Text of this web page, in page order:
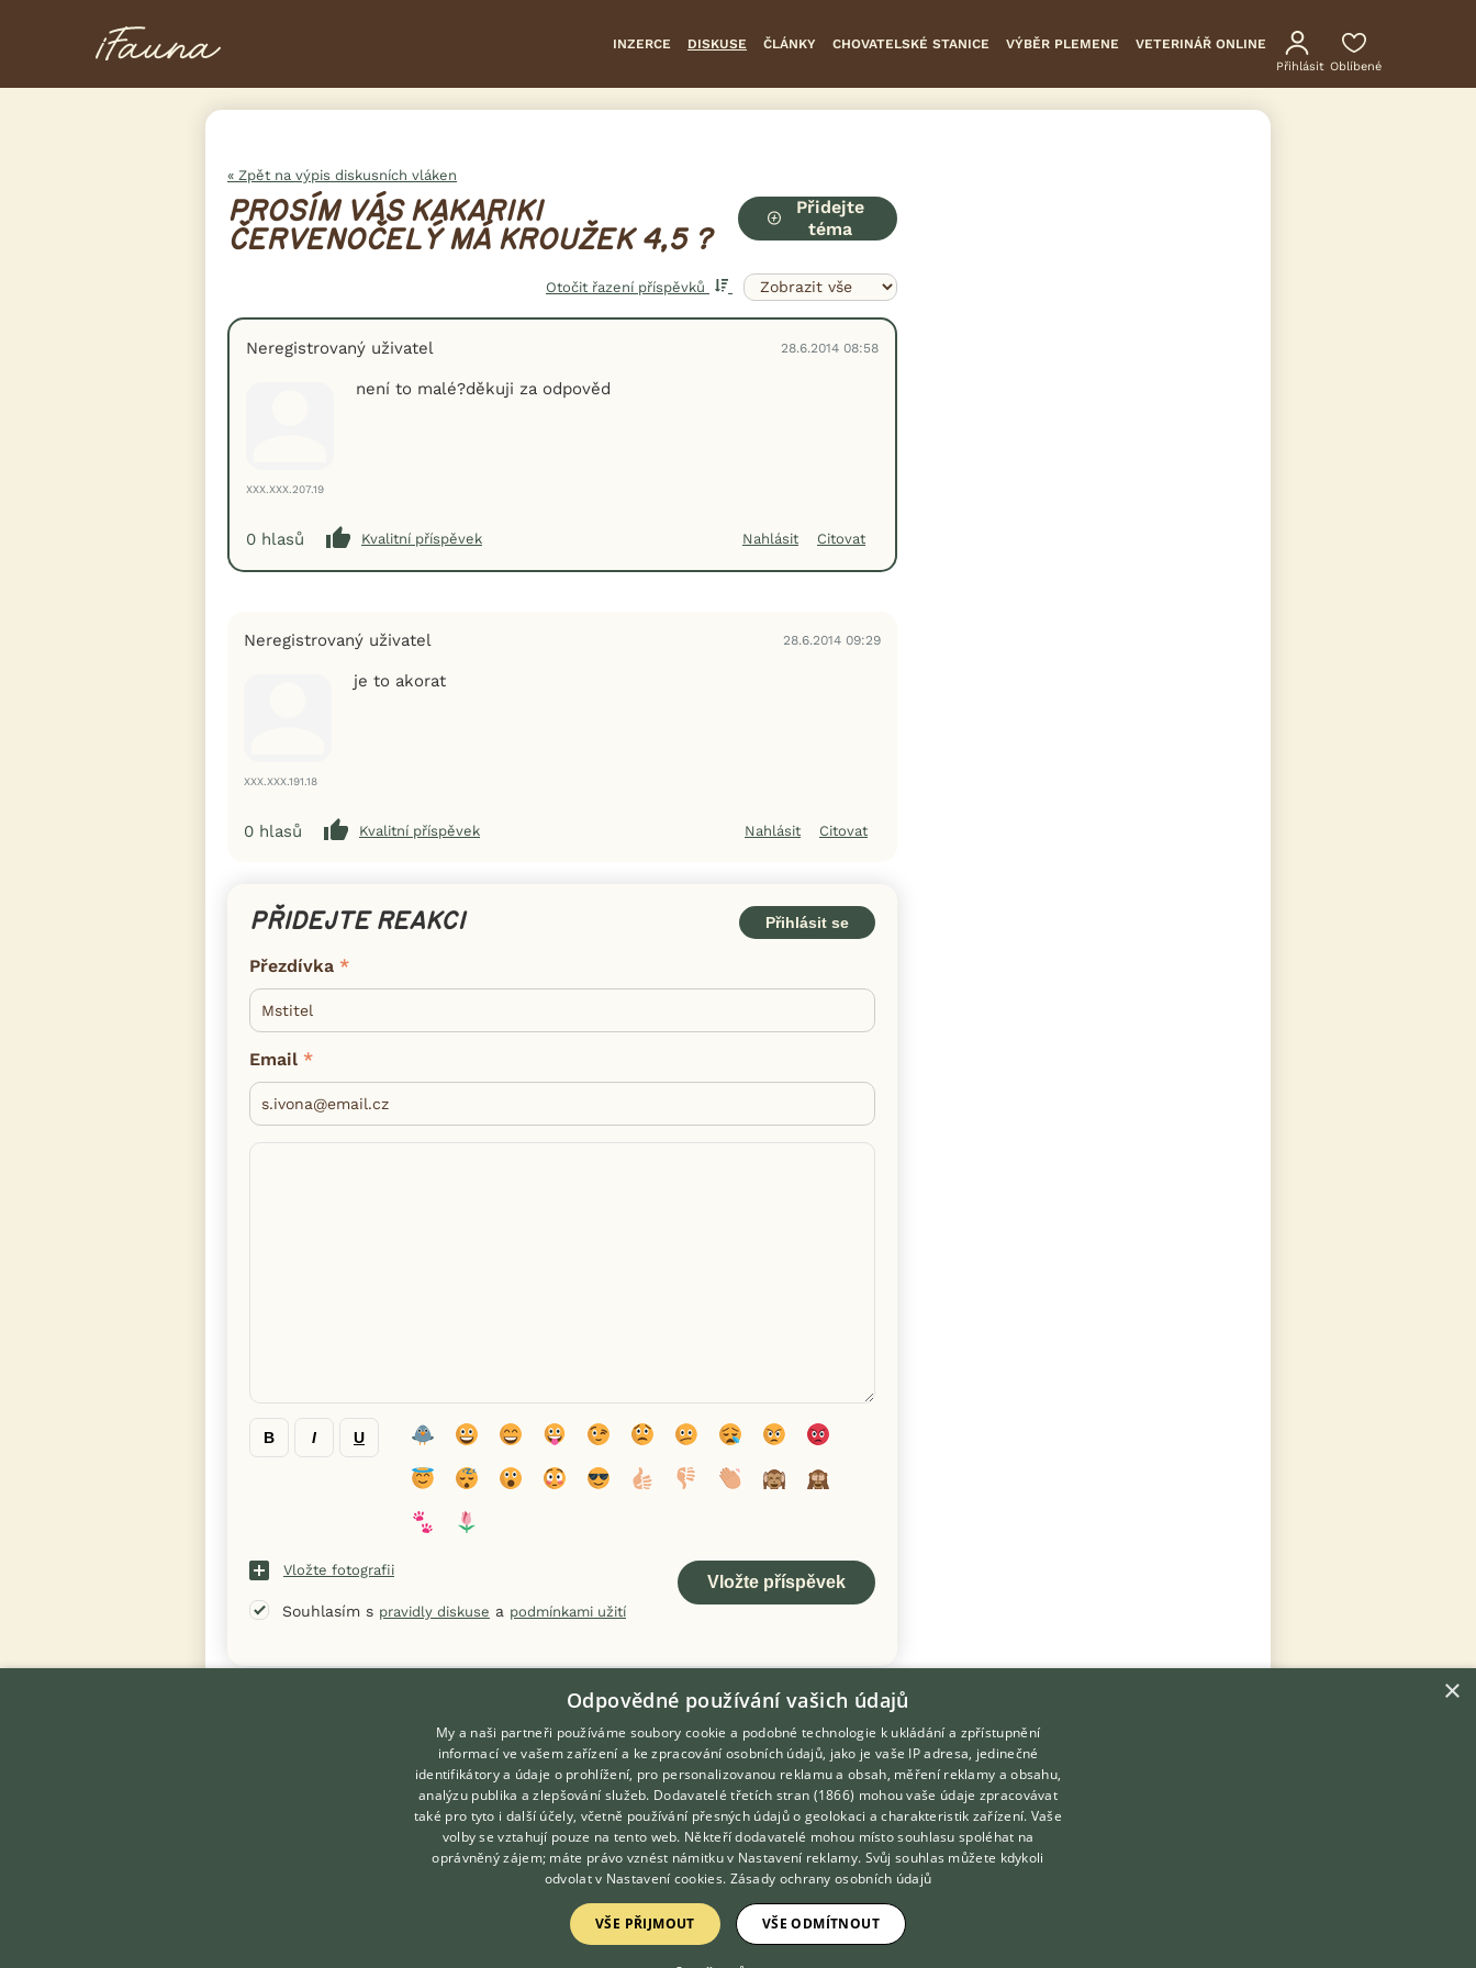
INZERCE DISKUSE ČLÁNKY CHOVATELSKÉ STANICE VÝBĚR PLEMENE VETERINÁŘ ONLINE
Přihlásit Oblíbené
« Zpět na výpis diskusních vláken
PROSÍM VÁS KAKARIKI
ČERVENOČELÝ MÁ KROUŽEK 4,5 ?
Přidejte
téma
Otočit řazení příspěvků
Neregistrovaný uživatel 28.6.2014 08:58
XXX.XXX.207.19
není to malé?děkuji za odpověd
0 hlasů Kvalitní příspěvek Nahlásit Citovat
Neregistrovaný uživatel 28.6.2014 09:29
XXX.XXX.191.18
je to akorat
0 hlasů Kvalitní příspěvek Nahlásit Citovat
PŘIDEJTE REAKCI Přihlásit se
Přezdívka
Email
B I U
Vložte fotografii
Souhlasím s pravidly diskuse a podmínkami užití
KONTAKT DO REDAKCE
DOMOVSKÁ STRÁNKA
INZERCE
DISKUSE
O nás
Kontakt
Možnosti zvýraznění inzerátů
Zpracování osobních údajů
×
Odpovědné používání vašich údajů
My a naši partneři používáme soubory cookie a podobné technologie k ukládání a zpřístupnění
informací ve vašem zařízení a ke zpracování osobních údajů, jako je vaše IP adresa, jedinečné
identifikátory a údaje o prohlížení, pro personalizovanou reklamu a obsah, měření reklamy a obsahu,
analýzu publika a zlepšování služeb. Dodavatelé třetích stran (1866) mohou vaše údaje zpracovávat
také pro tyto i další účely, včetně používání přesných údajů o geolokaci a charakteristik zařízení. Vaše
volby se vztahují pouze na tento web. Někteří dodavatelé mohou místo souhlasu spoléhat na
oprávněný zájem; máte právo vznést námitku v Nastavení reklamy. Svůj souhlas můžete kdykoli
odvolat v Nastavení cookies. Zásady ochrany osobních údajů
VŠE PŘIJMOUT VŠE ODMÍTNOUT